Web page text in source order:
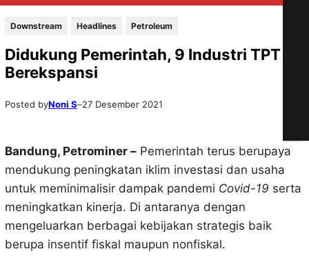
Downstream Headlines Petroleum
Didukung Pemerintah, 9 Industri TPT
Berekspansi
Posted byNoni S–27 Desember 2021
Bandung, Petrominer –Pemerintah terus berupaya
mendukung peningkatan iklim investasi dan usaha
untuk meminimalisir dampak pandemi Covid-19 serta
meningkatkan kinerja. Di antaranya dengan
mengeluarkan berbagai kebijakan strategis baik
berupa insentif fiskal maupun nonfiskal.